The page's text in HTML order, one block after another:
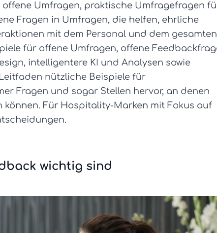
Umfragen, praktische Umfragefragen
Fragen in Umfragen, die helfen, ehrliche
mit dem Personal und dem gesamten
für offene Umfragen, offene
intelligentere KI und Analysen sowie
nützliche Beispiele für
Fragen und sogar Stellen hervor, an denen
Für Hospitality-Marken mit Fokus auf
wichtig sind